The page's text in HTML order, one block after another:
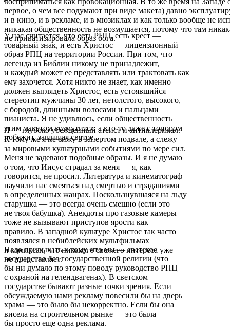
первое, о чем все подумают при виде макета) давно
и в кино, и в рекламе, и в мюзиклах и как только вообще не
никакая общественность не возмущается, потому что там
не приватизировала образ бога.
У нас считается, что есть РПЦ, есть крест —
товарный знак, и есть Христос — лицензионный
образ РПЦ на территории России. При том, что
легенда из Библии никому не принадлежит,
и каждый может ее представлять или трактовать как
ему захочется. Хотя никто не знает, как именно
должен выглядеть Христос, есть устоявшийся
стереотип мужчины 30 лет, нетолстого, высокого,
с бородой, длинными волосами и пальцами
пианиста. Я не удивлюсь, если общественность
этим макетом возмутится, а кто-то даже с топором
побежит, защищая святое.
Я — глубоко убежденный атеист и антиклерикал.
К тому же я не сижу в запертом подвале, а слежу
за мировыми культурными событиями по мере сил.
Меня не задевают подобные образы. И я не думаю
о том, что Иисус страдал за меня — я, как
говорится, не просил. Литература и кинематограф
научили нас смеяться над смертью и страданиями
в определенных жанрах. Поскользнувшаяся на льду
старушка — это всегда очень смешно (если это
не твоя бабушка). Анекдоты про газовые камеры
тоже не вызывают приступов ярости как
правило. В западной культуре Христос так часто
появлялся в небиблейских мультфильмах
и комиксах, что никакого свежего интереса уже
не представляет.
Надо привыкать к тому, что мы — светское
государство без государственной религии (что
бы ни думало по этому поводу руководство РПЦ
с охраной на гелендвагенах). В светском
государстве бывают разные точки зрения. Если
обсуждаемую нами рекламу повесили бы на дверь
храма — это было бы некорректно. Если бы она
висела на строительном рынке — это была
бы просто еще одна реклама.